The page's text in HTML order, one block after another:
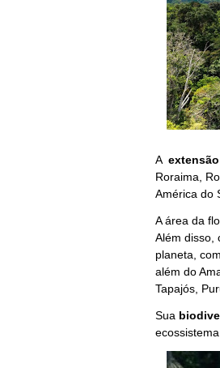
A extensão
Roraima,
América do
A área da
Além disso,
planeta,
além do
Tapajós,
Sua